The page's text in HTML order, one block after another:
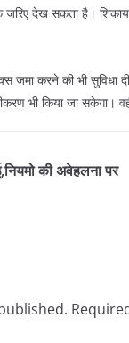
देख सकता है।
जमा करने की भी
भी किया जा सकेगा।
की अवेहलना पर